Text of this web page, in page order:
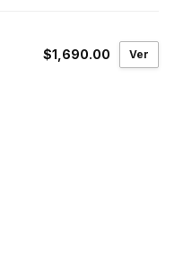
$1,690.00 Ver